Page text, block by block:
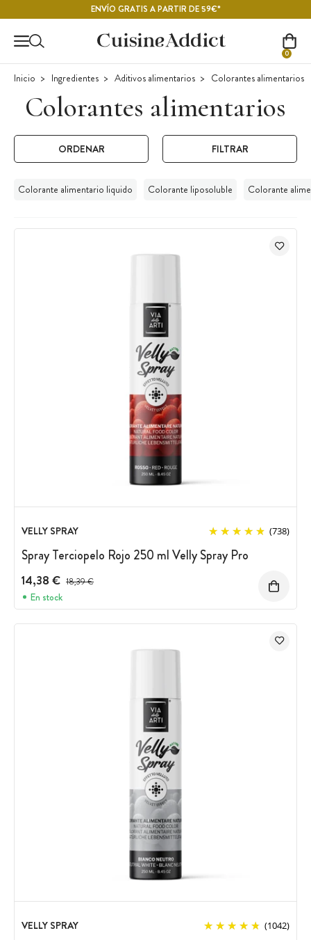
ENVÍO GRATIS A PARTIR DE 59€*
0
Inicio Ingredientes Aditivos alimentarios Colorantes alimentarios
Colorantes alimentarios
ORDENAR FILTRAR
Colorante alimentario liquido Colorante liposoluble Colorante
VELLY SPRAY (738)
Spray Terciopelo Rojo 250 ml Velly Spray Pro
14,38 € Precio antes del descuento
18,39 €
En stock
VELLY SPRAY (1042)